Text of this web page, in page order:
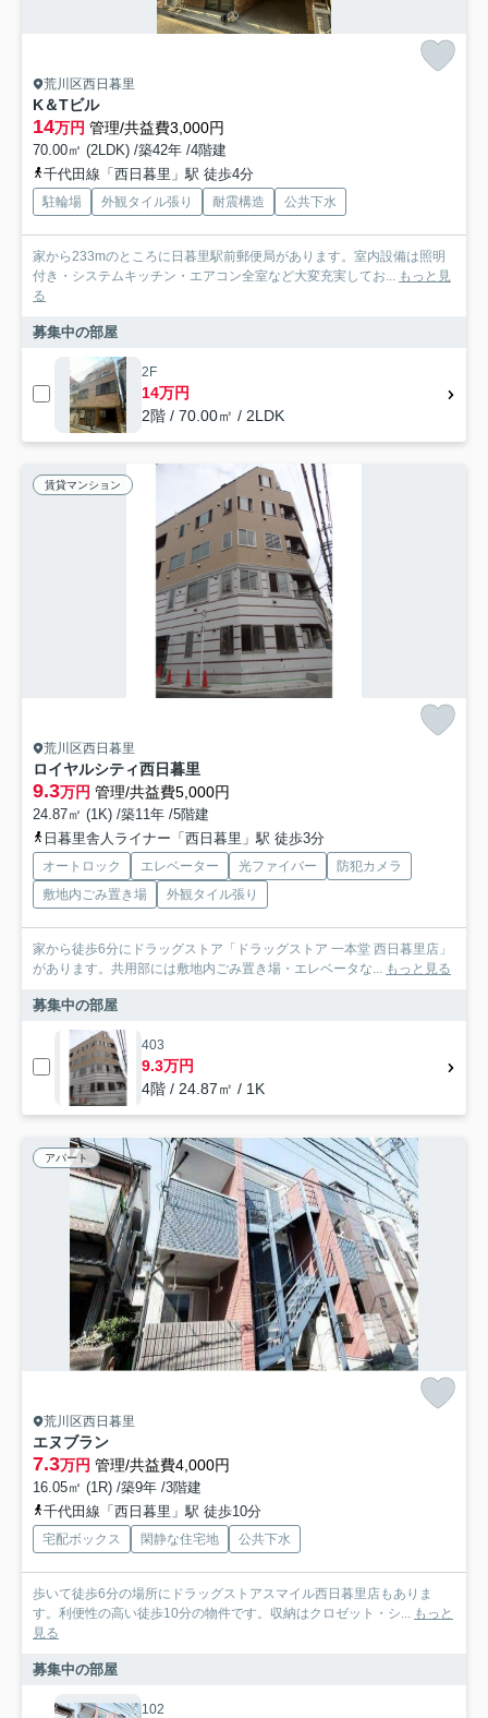
荒川区西日暮里
K＆Tビル
14万円 管理/共益費3,000円
70.00㎡ (2LDK) /築42年 /4階建
千代田線「西日暮里」駅 徒歩4分
駐輪場 外観タイル張り 耐震構造 公共下水
家から233mのところに日暮里駅前郵便局があります。室内設備は照明
付き・システムキッチン・エアコン全室など大変充実してお...
もっと見
る
募集中の部屋
2F
14万円
2階 / 70.00㎡ / 2LDK
賃貸マンション
荒川区西日暮里
ロイヤルシティ西日暮里
9.3万円 管理/共益費5,000円
24.87㎡ (1K) /築11年 /5階建
日暮里舎人ライナー「西日暮里」駅 徒歩3分
オートロック エレベーター 光ファイバー
防犯カメラ
敷地内ごみ置き場
外観タイル張り
家から徒歩6分にドラッグストア「ドラッグストア 一本堂 西日暮里店」
があります。共用部には敷地内ごみ置き場・エレベータな...
もっと見る
募集中の部屋
403
9.3万円
4階 / 24.87㎡ / 1K
アパート
荒川区西日暮里
エヌブラン
7.3万円 管理/共益費4,000円
16.05㎡ (1R) /築9年 /3階建
千代田線「西日暮里」駅 徒歩10分
宅配ボックス 閑静な住宅地 公共下水
歩いて徒歩6分の場所にドラッグストアスマイル西日暮里店もありま
す。利便性の高い徒歩10分の物件です。収納はクロゼット・シ...
もっと
見る
募集中の部屋
102